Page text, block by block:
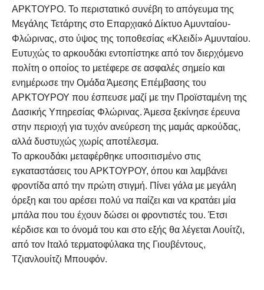
ΑΡΚΤΟΥΡΟ. Το περιστατικό συνέβη το απόγευμα της
Μεγάλης Τετάρτης στο Επαρχιακό Δίκτυο Αμυνταίου-
Φλώρινας, στο ύψος της τοποθεσίας «Κλειδί» Αμυνταίου.
Ευτυχώς το αρκουδάκι εντοπίστηκε από τον διερχόμενο
πολίτη ο οποίος το μετέφερε σε ασφαλές σημείο και
ενημέρωσε την Ομάδα Άμεσης Επέμβασης του
ΑΡΚΤΟΥΡΟΥ που έσπευσε μαζί με την Προϊσταμένη της
Δασικής Υπηρεσίας Φλώρινας. Άμεσα ξεκίνησε έρευνα
στην περιοχή για τυχόν ανεύρεση της μαμάς αρκούδας,
αλλά δυστυχώς χωρίς αποτέλεσμα.
Το αρκουδάκι μεταφέρθηκε υποσιτισμένο στις
εγκαταστάσεις του ΑΡΚΤΟΥΡΟΥ, όπου και λαμβάνει
φροντίδα από την πρώτη στιγμή. Πίνει γάλα με μεγάλη
όρεξη και του αρέσει πολύ να παίζει και να κρατάει μία
μπάλα που του έχουν δώσει οι φροντιστές του. Έτσι
κέρδισε και το όνομά του και στο εξής θα λέγεται Λουίτζι,
από τον Ιταλό τερματοφύλακα της Γιουβέντους,
Τζιανλουίτζι Μπουφόν.